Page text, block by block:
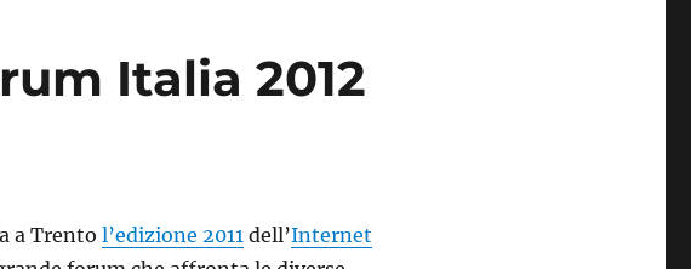
Italia 2012
a Trentol’edizione 2011 dell’Internet